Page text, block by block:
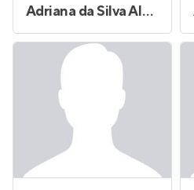
Adriana da Silva Alves Vieira